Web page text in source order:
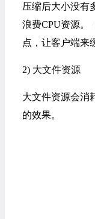
压缩后大小没有
浪费CPU资源。
点，让客户端来
2) 大文件资源
大文件资源会消
的效果。